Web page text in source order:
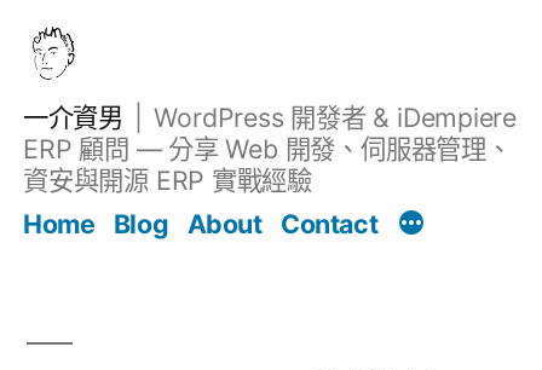
一介資男
WordPress 開發者 & iDempiere
ERP 顧問 — 分享 Web 開發、伺服器管理、
資安與開源 ERP 實戰經驗
Home
Blog About Contact
文章